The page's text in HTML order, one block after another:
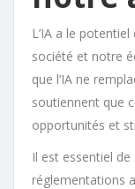
L’IA a le
société et notre
que l’IA ne
soutiennent que
opportunités et
Il est essentiel
réglementations